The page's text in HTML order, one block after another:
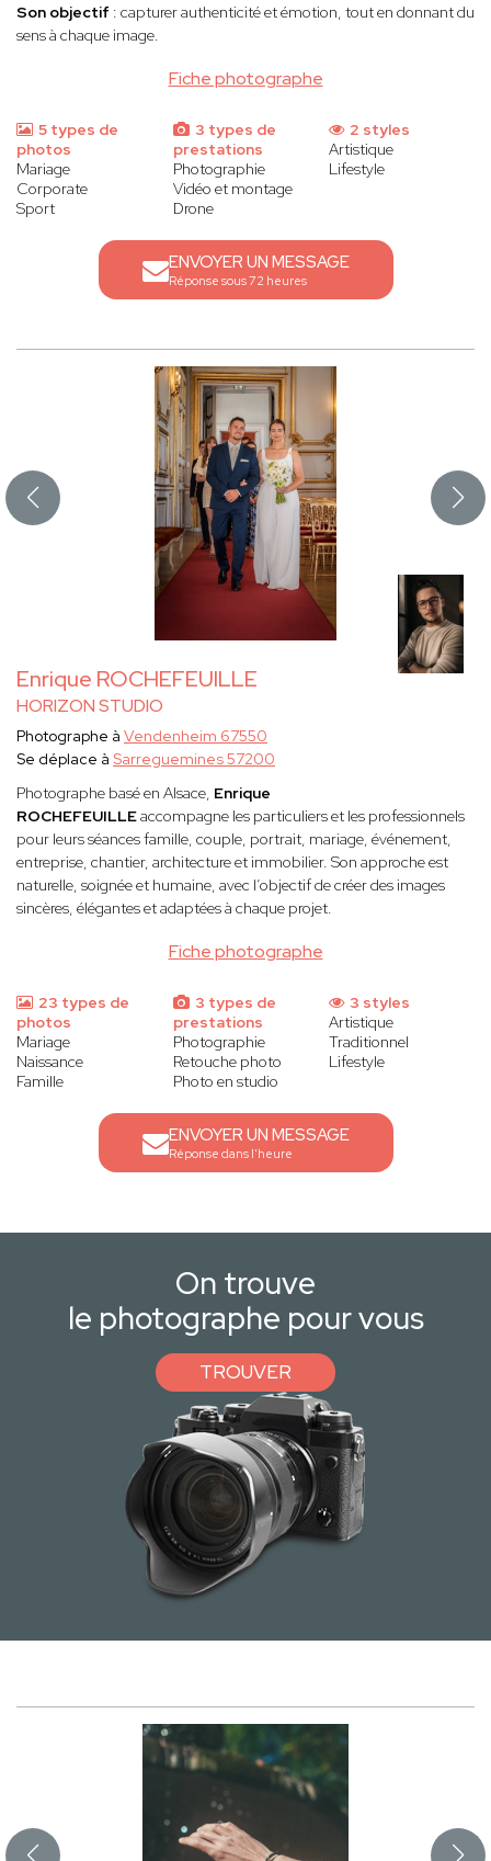
Fiche photographe
Son objectif : capturer authenticité et émotion, tout en donnant du
sens à chaque image.
5 types de
photos
Mariage
Corporate
Sport
3 types de
prestations
Photographie
Vidéo et montage
Drone
2 styles
Artistique
Lifestyle
ENVOYER UN MESSAGE
Réponse sous 72 heures
Enrique ROCHEFEUILLE
HORIZON STUDIO
Fiche photographe
Photographe à Vendenheim 67550
Se déplace à Sarreguemines 57200
Photographe basé en Alsace, Enrique
ROCHEFEUILLEaccompagne les particuliers et les professionnels
pour leurs séances famille, couple, portrait, mariage, événement,
entreprise, chantier, architecture et immobilier. Son approche est
naturelle, soignée et humaine, avec l’objectif de créer des images
sincères, élégantes et adaptées à chaque projet.
23 types de
photos
Mariage
Naissance
Famille
3 types de
prestations
Photographie
Retouche photo
Photo en studio
3 styles
Artistique
Traditionnel
Lifestyle
ENVOYER UN MESSAGE
Réponse dans l'heure
On trouve
le photographe pour vous
TROUVER